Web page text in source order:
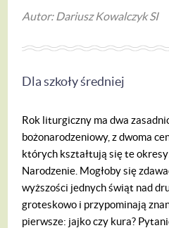
Autor: Dariusz Kowalczyk SI
Dla szkoły średniej
Rok liturgiczny ma dwa
bożonarodzeniowy, z dwoma
których kształtują się te
Narodzenie. Mogłoby się
wyższości jednych świąt nad
groteskowo i przypominają
pierwsze: jajko czy kura?